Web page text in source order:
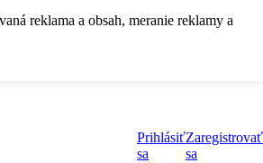
reklama a obsah, meranie reklamy a
Prihlásiť
sa
Zaregistrovať
sa